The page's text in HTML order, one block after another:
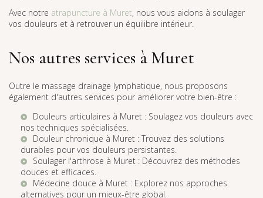
Avec notre atrapuncture à Muret, nous vous aidons à soulager
vos douleurs et à retrouver un équilibre intérieur.
Nos autres services à Muret
Outre le massage drainage lymphatique, nous proposons
également d'autres services pour améliorer votre bien-être :
Douleurs articulaires à Muret : Soulagez vos douleurs avec
nos techniques spécialisées.
Douleur chronique à Muret : Trouvez des solutions
durables pour vos douleurs persistantes.
Soulager l'arthrose à Muret : Découvrez des méthodes
douces et efficaces.
Médecine douce à Muret : Explorez nos approches
alternatives pour un mieux-être global.